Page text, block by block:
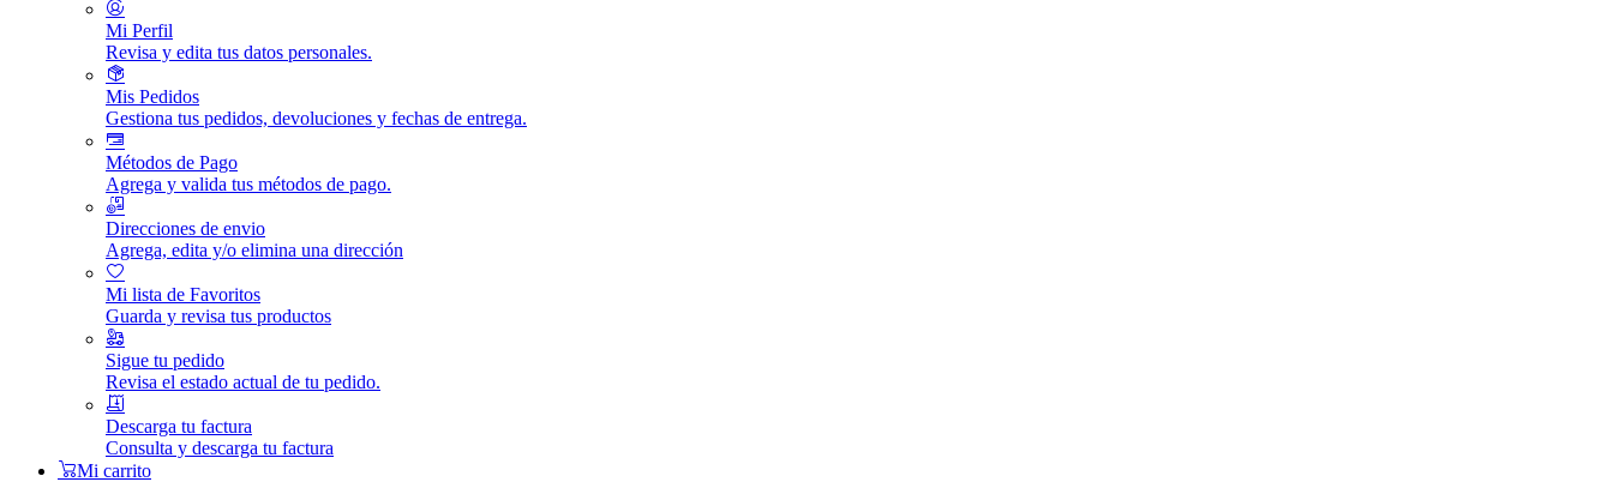
Mi Perfil
Revisa y edita tus datos personales.
Mis Pedidos
Gestiona tus pedidos, devoluciones y fechas de entrega.
Métodos de Pago
Agrega y valida tus métodos de pago.
Direcciones de envio
Agrega, edita y/o elimina una dirección
Mi lista de Favoritos
Guarda y revisa tus productos
Sigue tu pedido
Revisa el estado actual de tu pedido.
Descarga tu factura
Consulta y descarga tu factura
Mi carrito